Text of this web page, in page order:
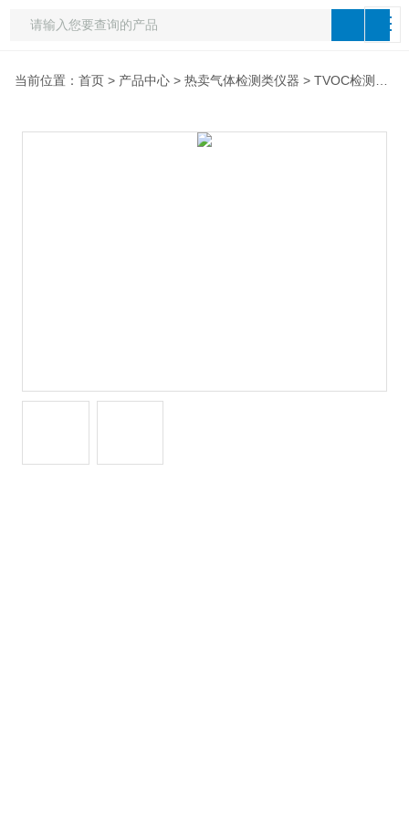
当前位置：首页 > 产品中心 >热卖气体检测类仪器 >TVOC检测仪